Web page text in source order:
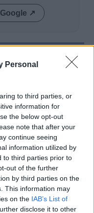
Personal
to third parties, or
information for
the below opt-out
note that after your
continue seeing
information utilized by
to third parties prior to
out of the further
by third parties on the
This information may
on the IAB’s List of
disclose it to other
↗